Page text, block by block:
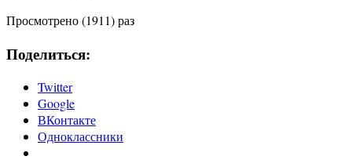
Просмотрено (1911) раз
Поделиться:
Twitter
Google
ВКонтакте
Одноклассники